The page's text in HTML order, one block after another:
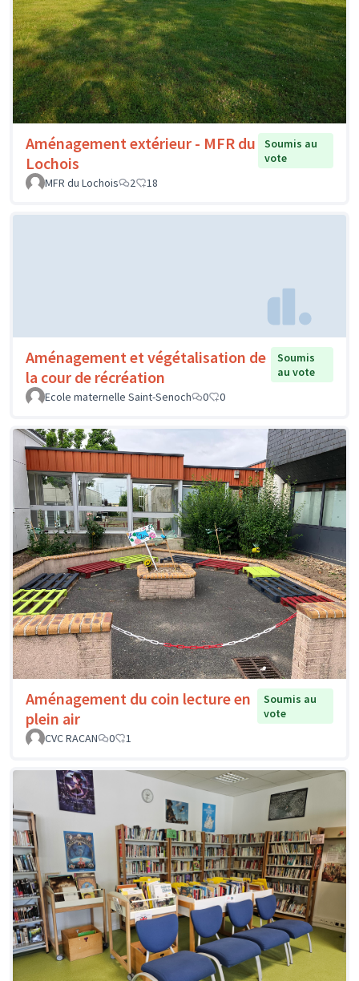
Aménagement extérieur - MFR du
Lochois
Soumis au
vote
MFR du Lochois
2 18
Aménagement et végétalisation de
la cour de récréation
Soumis
au vote
Ecole maternelle Saint-Senoch
0 0
Aménagement du coin lecture en
plein air
Soumis au
vote
CVC RACAN
0 1